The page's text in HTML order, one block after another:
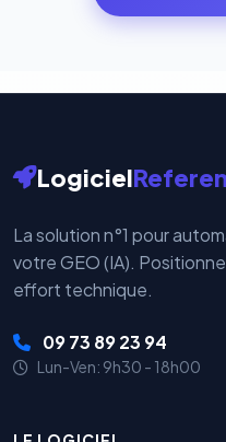
par nos serveurs —
Logiciel
La solution n°1 pour
votre GEO (IA).
effort technique.
09 73 89 23 94
Lun-Ven: 9h30 - 18h00